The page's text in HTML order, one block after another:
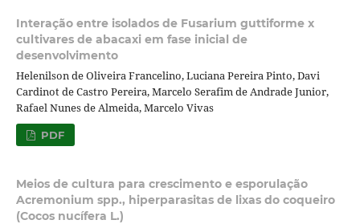
Interação entre isolados de Fusarium guttiforme x
cultivares de abacaxi em fase inicial de
desenvolvimento
Helenilson de Oliveira Francelino, Luciana Pereira Pinto, Davi
Cardinot de Castro Pereira, Marcelo Serafim de Andrade Junior,
Rafael Nunes de Almeida, Marcelo Vivas
PDF
Meios de cultura para crescimento e esporulação
Acremonium spp., hiperparasitas de lixas do coqueiro
(Cocos nucífera L.)